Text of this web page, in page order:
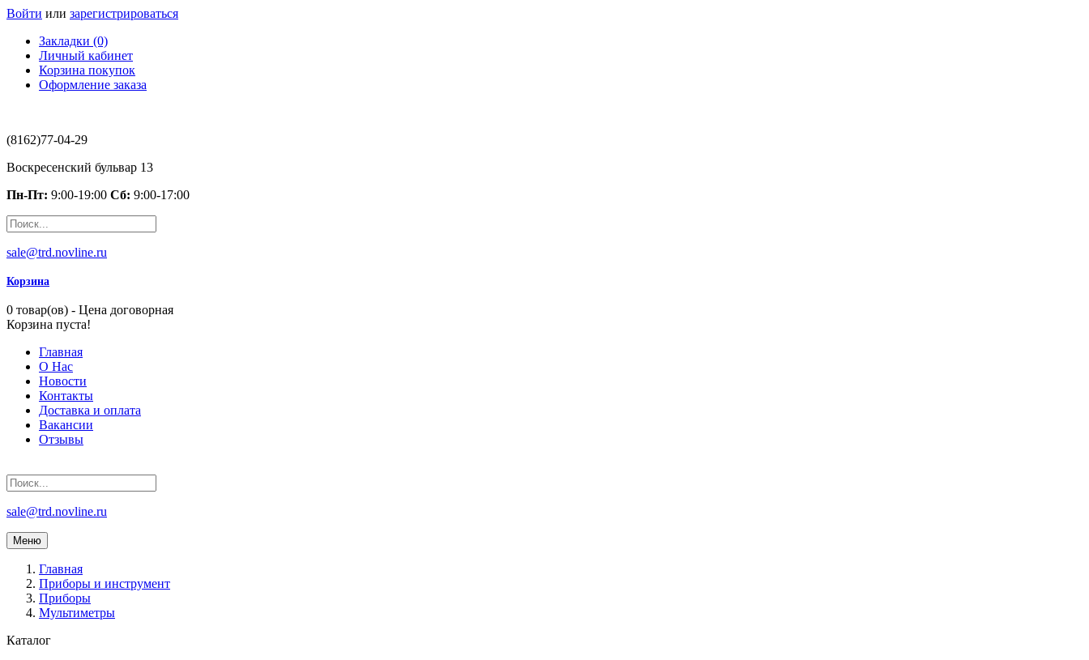
Войти или зарегистрироваться
Закладки (0)
Личный кабинет
Корзина покупок
Оформление заказа
(8162)77-04-29
Воскресенский бульвар 13
Пн-Пт: 9:00-19:00 Сб: 9:00-17:00
sale@trd.novline.ru
Корзина
0 товар(ов) - Цена договорная
Корзина пуста!
Главная
О Нас
Новости
Контакты
Доставка и оплата
Вакансии
Отзывы
sale@trd.novline.ru
Меню
Главная
Приборы и инструмент
Приборы
Мультиметры
Каталог